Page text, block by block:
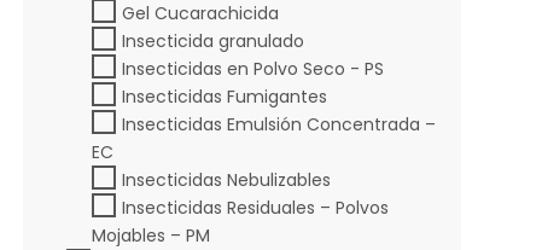
Gel Cucarachicida
Insecticida granulado
Insecticidas en Polvo Seco - PS
Insecticidas Fumigantes
Insecticidas Emulsión Concentrada –
EC
Insecticidas Nebulizables
Insecticidas Residuales – Polvos
Mojables – PM